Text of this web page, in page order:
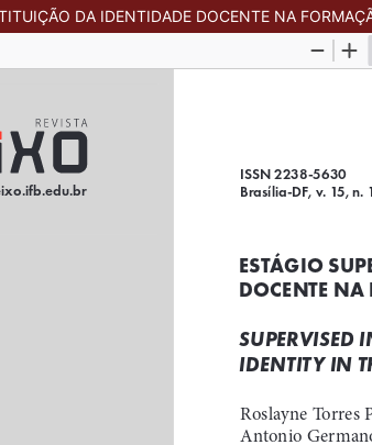
DA IDENTIDADE DOCENTE NA